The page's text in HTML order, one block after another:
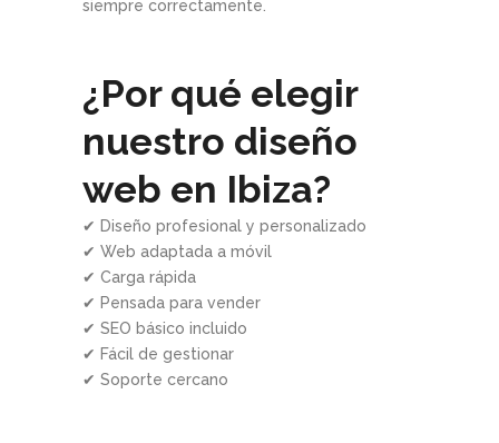
siempre correctamente.
¿Por qué elegir
nuestro diseño
web en Ibiza?
✔ Diseño profesional y personalizado
✔ Web adaptada a móvil
✔ Carga rápida
✔ Pensada para vender
✔ SEO básico incluido
✔ Fácil de gestionar
✔ Soporte cercano